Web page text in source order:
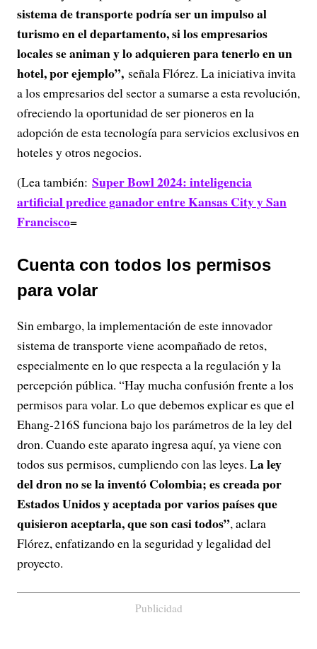
sistema de transporte podría ser un impulso al
turismo en el departamento, si los empresarios
locales se animan y lo adquieren para tenerlo en un
hotel, por ejemplo”, señala Flórez. La iniciativa invita
a los empresarios del sector a sumarse a esta revolución,
ofreciendo la oportunidad de ser pioneros en la
adopción de esta tecnología para servicios exclusivos en
hoteles y otros negocios.
(Lea también: Super Bowl 2024: inteligencia
artificial predice ganador entre Kansas City y San
Francisco=
Cuenta con todos los permisos
para volar
Sin embargo, la implementación de este innovador
sistema de transporte viene acompañado de retos,
especialmente en lo que respecta a la regulación y la
percepción pública. “Hay mucha confusión frente a los
permisos para volar. Lo que debemos explicar es que el
Ehang-216S funciona bajo los parámetros de la ley del
dron. Cuando este aparato ingresa aquí, ya viene con
todos sus permisos, cumpliendo con las leyes. La ley
del dron no se la inventó Colombia; es creada por
Estados Unidos y aceptada por varios países que
quisieron aceptarla, que son casi todos”, aclara
Flórez, enfatizando en la seguridad y legalidad del
proyecto.
Publicidad